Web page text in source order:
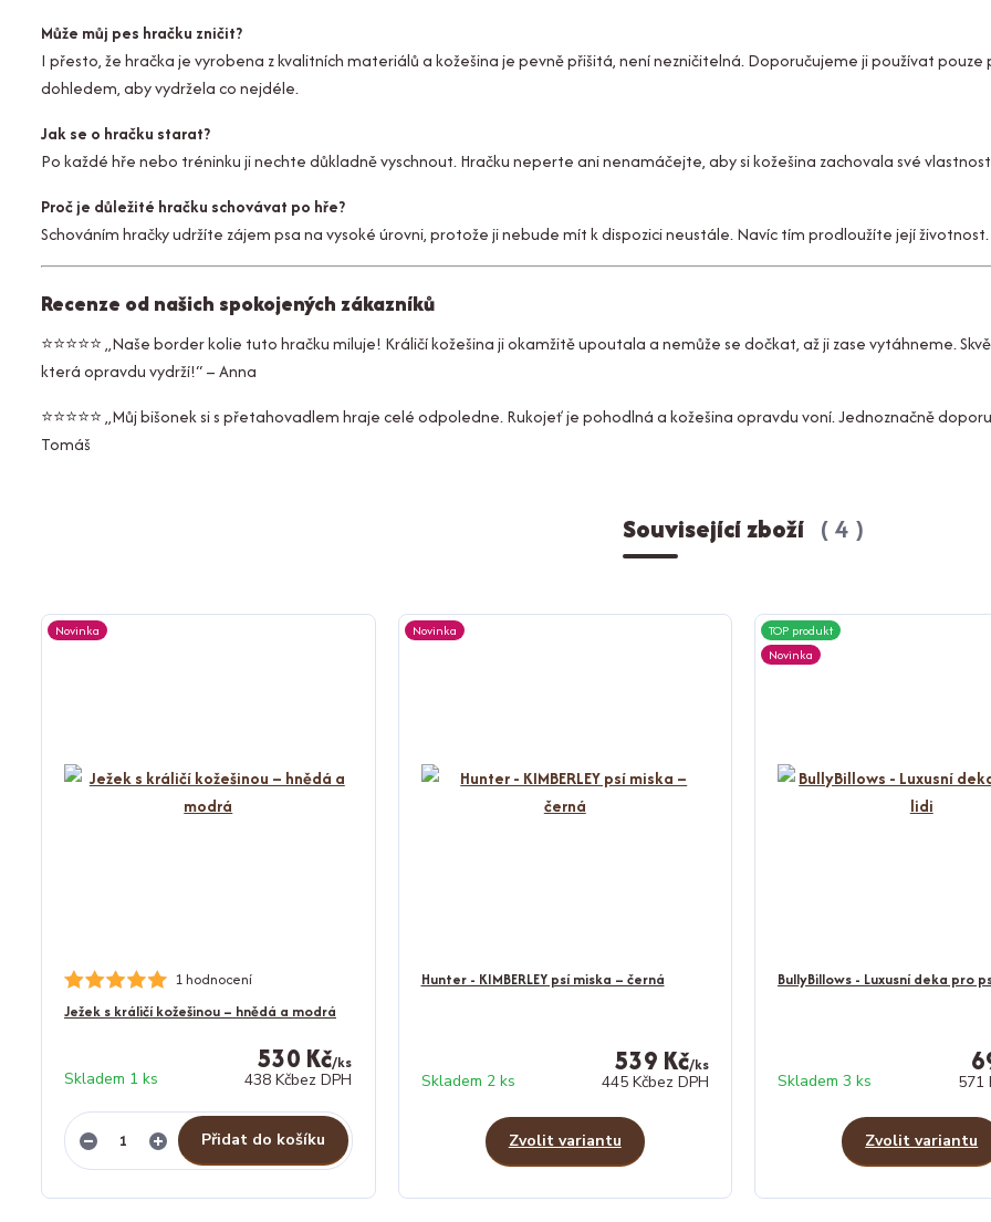
Může můj pes hračku zničit?
I přesto, že hračka je vyrobena z kvalitních materiálů a kožešina je pevně přišitá, není nezničitelná. Doporučujeme ji používat pouze
dohledem, aby vydržela co nejdéle.
Jak se o hračku starat?
Po každé hře nebo tréninku ji nechte důkladně vyschnout. Hračku neperte ani nenamáčejte, aby si kožešina zachovala své
Proč je důležité hračku schovávat po hře?
Schováním hračky udržíte zájem psa na vysoké úrovni, protože ji nebude mít k dispozici neustále. Navíc tím prodloužíte její životnost.
Recenze od našich spokojených zákazníků
⭐⭐⭐⭐⭐„Naše border kolie tuto hračku miluje! Králičí kožešina ji okamžitě upoutala a nemůže se dočkat, až ji zase vytáhneme.
která opravdu vydrží!“– Anna
⭐⭐⭐⭐⭐„Můj bišonek si s přetahovadlem hraje celé odpoledne. Rukojeť je pohodlná a kožešina opravdu voní. Jednoznačně
Tomáš
Související zboží 4
Novinka
1 hodnocení
Ježek s králičí kožešinou – hnědá a modrá
530 Kč/ks
438 Kčbez DPH
Skladem 1 ks
Přidat do košíku
Novinka
Hunter - KIMBERLEY psí miska – černá
539 Kč/ks
445 Kčbez DPH
Skladem 2 ks
Zvolit variantu
TOP produkt
Novinka
BullyBillows - Luxusní deka pro
571
Skladem 3 ks
Zvolit variantu